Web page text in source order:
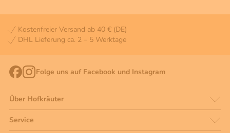
Kostenfreier Versand ab 40 € (DE)
DHL Lieferung ca. 2 – 5 Werktage
Folge uns auf Facebook und Instagram
Über Hofkräuter
Service